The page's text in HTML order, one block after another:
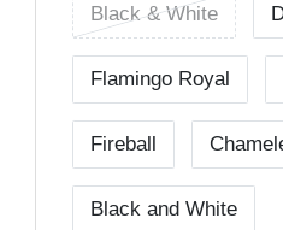
Black & White
Flamingo Royal
Fireball
Black and White